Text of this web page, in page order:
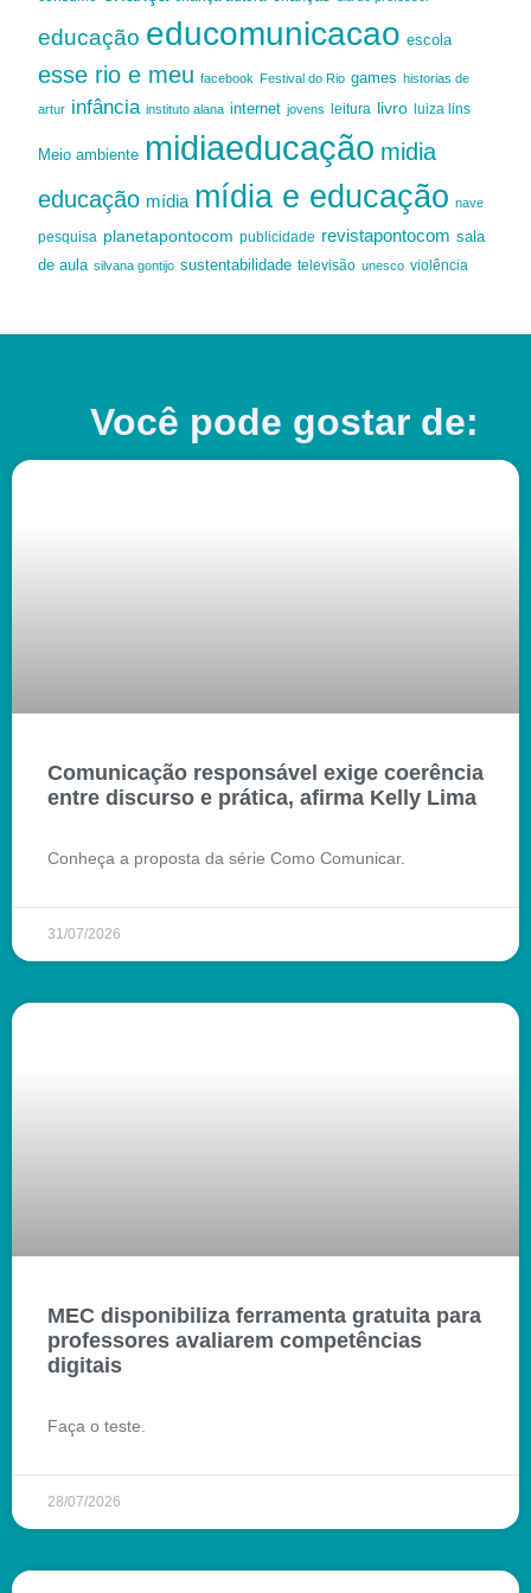
educação educomunicacao escola
esse rio e meu facebook Festival do Rio games historias de
artur infância instituto alana internet jovens leitura livro luiza lins
Meio ambiente midiaeducação midia
educação mídia mídia e educação nave
pesquisa planetapontocom publicidade revistapontocom sala
de aula silvana gontijo sustentabilidade televisão unesco violência
Você pode gostar de:
Comunicação responsável exige coerência
entre discurso e prática, afirma Kelly Lima
Conheça a proposta da série Como Comunicar.
31/07/2026
MEC disponibiliza ferramenta gratuita para
professores avaliarem competências
digitais
Faça o teste.
28/07/2026